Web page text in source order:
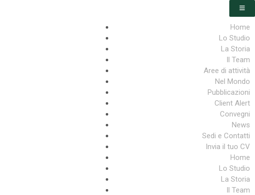
Home
Lo Studio
La Storia
Il Team
Aree di attività
Nel Mondo
Pubblicazioni
Client Alert
Convegni
News
Sedi e Contatti
Invia il tuo CV
Home
Lo Studio
La Storia
Il Team